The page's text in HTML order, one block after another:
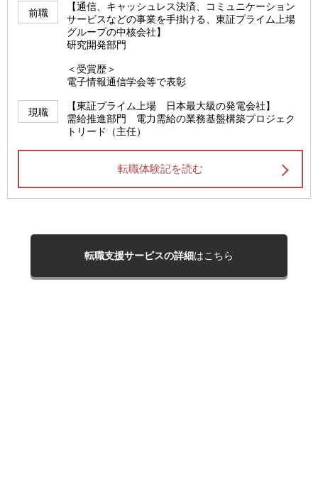
前職
【通信、キャッシュレス決済、コミュニケーション
サービスなどの事業を手掛ける、東証プライム上場
グループの中核会社】
研究開発部門
＜受賞歴＞
電子情報通信学会等で表彰
現職
【東証プライム上場 日本最大級の発電会社】
需給推進部門 電力需給の業務基盤構築プロジェク
トリード（主任）
転職体験記を読む
転職支援サービスの詳細はこちら